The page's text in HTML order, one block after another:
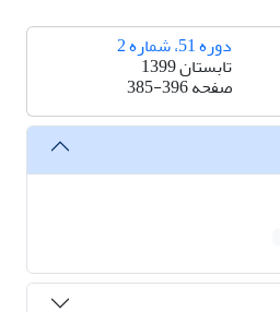
دوره 51، شماره 2
تابستان 1399
صفحه385-396